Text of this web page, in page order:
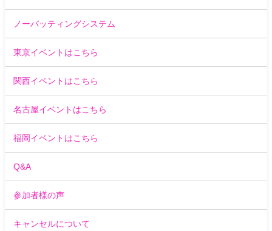
ノーバッティングシステム
東京イベントはこちら
関西イベントはこちら
名古屋イベントはこちら
福岡イベントはこちら
Q&A
参加者様の声
キャンセルについて